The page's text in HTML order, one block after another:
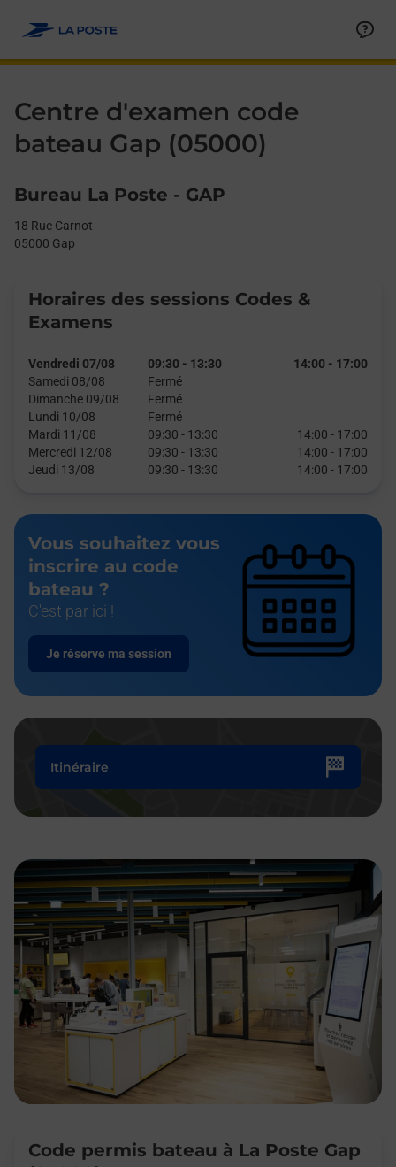
Centre d'examen code
bateau Gap (05000)
Bureau La Poste - GAP
18 Rue Carnot
05000 Gap
Horaires des sessions Codes &
Examens
Vendredi 07/08 09:30 - 13:30 14:00 - 17:00
Samedi 08/08
Fermé
Dimanche 09/08
Fermé
Lundi 10/08
Fermé
Mardi 11/08
09:30 - 13:30 14:00 - 17:00
Mercredi 12/08
09:30 - 13:30 14:00 - 17:00
Jeudi 13/08
09:30 - 13:30 14:00 - 17:00
Vous souhaitez vous
inscrire au code
bateau ?
C'est par ici !
Je réserve ma session
Itinéraire
Code permis bateau à La Poste Gap